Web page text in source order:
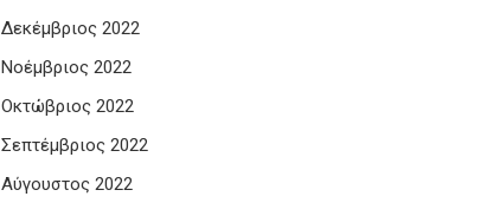
Δεκέμβριος 2022
Νοέμβριος 2022
Οκτώβριος 2022
Σεπτέμβριος 2022
Αύγουστος 2022